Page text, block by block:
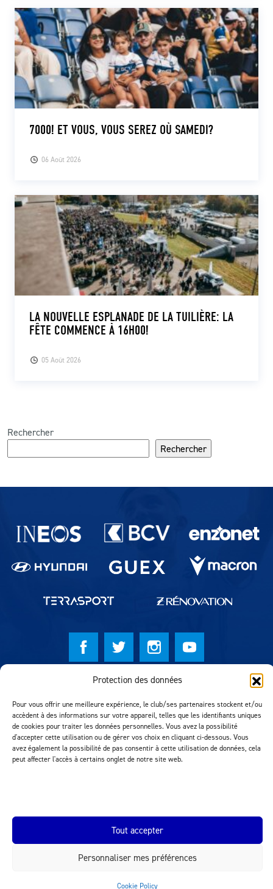
Protection des données
Pour vous offrir une meilleure expérience, le club/ses partenaires stockent et/ou
accèdent à des informations sur votre appareil, telles que les identifiants uniques
de cookies pour traiter les données personnelles. Vous avez la possibilité
d'accepter cette utilisation ou de gérer vos choix en cliquant ci-dessous. Vous
avez également la possibilité de pas consentir à cette utilisation de données, cela
peut affecter l'accès à certains onglet de notre site web.
Tout accepter
Personnaliser mes préférences
Cookie Policy
06 Août 2026
7000! ET VOUS, VOUS SEREZ OÙ SAMEDI?
05 Août 2026
LA NOUVELLE ESPLANADE DE LA TUILIÈRE: LA
FÊTE COMMENCE À 16H00!
Rechercher
Rechercher
Partenaires du lausanne-Sport
© Lausanne Sport Football Club 2026
Réalisation MTM Agency
INEOS.COM